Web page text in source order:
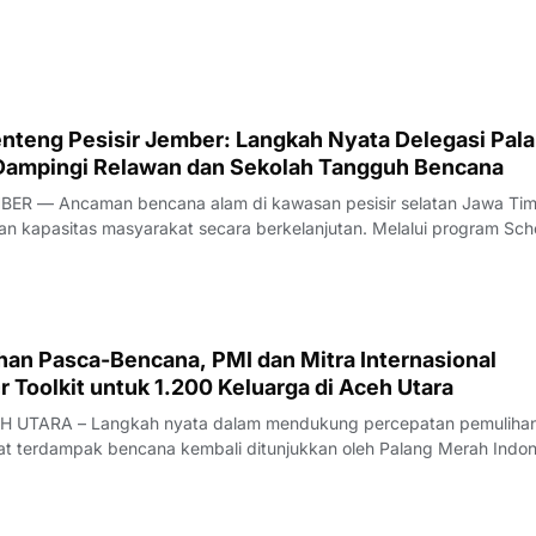
ke Markas PMI Provinsi DKI Jakarta di Gedung PMI Provinsi
Pesisir Jember: Langkah Nyata Delegasi
Relawan dan Sekolah Tangguh Bencana
— Ancaman bencana alam di kawasan pesisir selatan Jawa
kapasitas masyarakat secara berkelanjutan. Melalui program
(SCR), Palang Merah Indonesia (PMI) Kabupaten Jember
Pasca-Bencana, PMI dan Mitra Internasional
Toolkit untuk 1.200 Keluarga di Aceh Utara
UTARA – Langkah nyata dalam mendukung percepatan
terdampak bencana kembali ditunjukkan oleh Palang Merah
and Voucher Assistance (CVA) PMI Kabupaten Aceh Utara,